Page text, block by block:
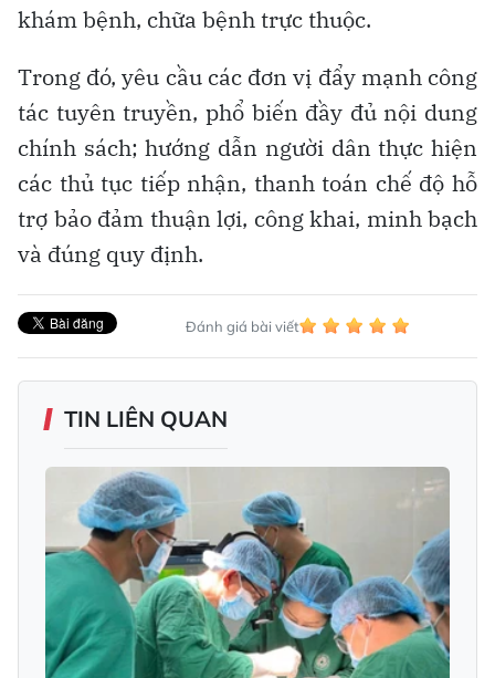
khám bệnh, chữa bệnh trực thuộc.
Trong đó, yêu cầu các đơn vị đẩy mạnh công
tác tuyên truyền, phổ biến đầy đủ nội dung
chính sách; hướng dẫn người dân thực hiện
các thủ tục tiếp nhận, thanh toán chế độ hỗ
trợ bảo đảm thuận lợi, công khai, minh bạch
và đúng quy định.
Đánh giá bài viết
TIN LIÊN QUAN